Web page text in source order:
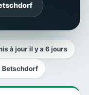
à jour il y a 6 jours
Betschdorf